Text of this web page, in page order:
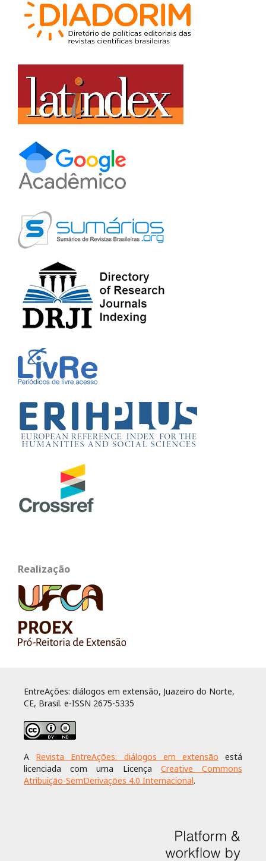
Realização
EntreAções: diálogos em extensão, Juazeiro do Norte,
CE, Brasil. e-ISSN 2675-5335
A Revista EntreAções: diálogos em extensão está
licenciada com uma Licença Creative Commons
Atribuição-SemDerivações 4.0 Internacional.